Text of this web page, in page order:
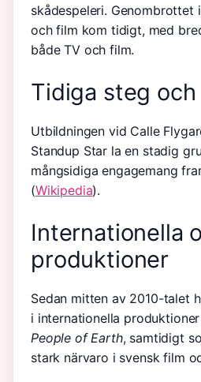
skådespeleri. Genombrottet
och film kom tidigt, med
både TV och film.
Tidiga steg
Utbildningen vid Calle
Standup Star la en stadig
mångsidiga engagemang
(Wikipedia).
Internationella
produktioner
Sedan mitten av 2010-talet
i internationella
People of Earth, samtidigt
stark närvaro i svensk film